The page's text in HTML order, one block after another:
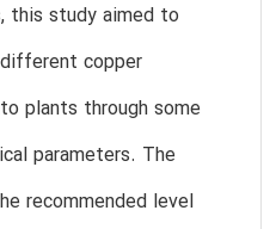
this study aimed to
copper
plants through some
parameters. The
recommended level